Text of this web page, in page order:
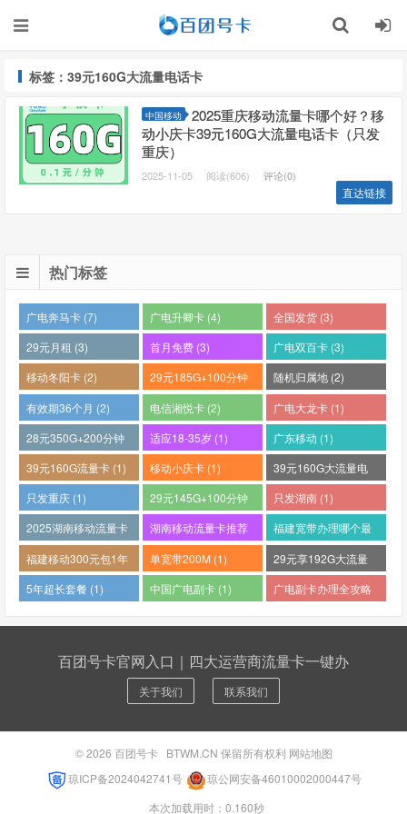
标签：39元160G大流量电话卡
中国移动
2025重庆移动流量卡哪个好？移
动小庆卡39元160G大流量电话卡（只发
重庆）
2025-11-05 阅读(606) 评论(0)
直达链接
热门标签
广电奔马卡 (7) 广电升卿卡 (4)
全国发货 (3)
29元月租 (3)
首月免费 (3)
广电双百卡 (3)
移动冬阳卡 (2)
29元185G+100分钟
(2)
随机归属地 (2)
有效期36个月 (2)
电信湘悦卡 (2)
广电大龙卡 (1)
28元350G+200分钟
(1)
适应18-35岁 (1)
广东移动 (1)
39元160G流量卡 (1)
移动小庆卡 (1)
39元160G大流量电
话卡 (1)
只发重庆 (1)
29元145G+100分钟
(1)
只发湖南 (1)
2025湖南移动流量卡
哪个好 (1)
湖南移动流量卡推荐
(1)
福建宽带办理哪个最
便宜 (1)
福建移动300元包1年
(1)
单宽带200M (1)
29元享192G大流量
(1)
5年超长套餐 (1) 中国广电副卡 (1)
广电副卡办理全攻略
百团号卡官网入口｜四大运营商流量卡一键办
关于我们 联系我们
© 2026 百团号卡BTWM.CN 保留所有权利 网站地图
琼ICP备2024042741号
琼公网安备46010002000447号
本次加载用时：0.160秒